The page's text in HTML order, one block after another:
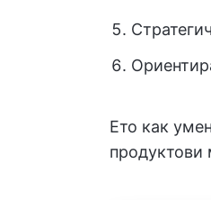
Ето как
продуктови